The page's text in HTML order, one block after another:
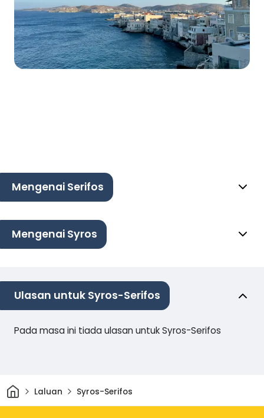
Mengenai Serifos
Mengenai Syros
Ulasan untuk Syros-Serifos
Pada masa ini tiada ulasan untuk Syros-Serifos
Rumah
Laluan Syros-Serifos